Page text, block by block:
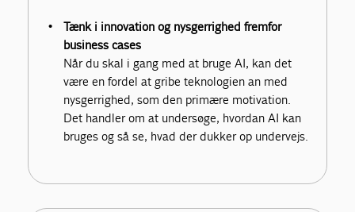
Tænk i innovation og nysgerrighed fremfor
business cases
Når du skal i gang med at bruge AI, kan det
være en fordel at gribe teknologien an med
nysgerrighed, som den primære motivation.
Det handler om at undersøge, hvordan AI kan
bruges og så se, hvad der dukker op undervejs.